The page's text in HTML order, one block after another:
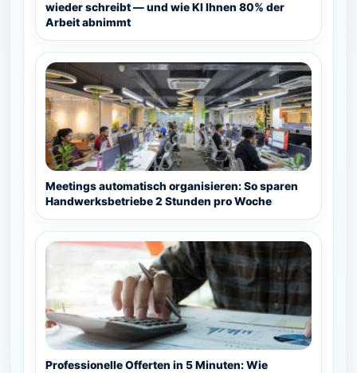
wieder schreibt — und wie KI Ihnen 80% der
Arbeit abnimmt
Meetings automatisch organisieren: So sparen
Handwerksbetriebe 2 Stunden pro Woche
Professionelle Offerten in 5 Minuten: Wie